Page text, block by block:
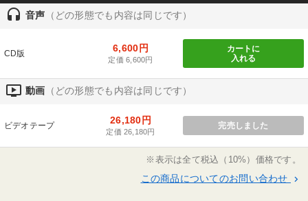
ランチェスター戦略 早分かり ドラッカー
多様性・ダイバーシティ スポーツ関係 MBA
松下幸之助 リピート
化で無借金経営、5年連続増収増益。
《プロフィール》
1935年東京生まれ。58年、青山学院大卒業と同時
に、父の創業したメリーチョコレートカムパニーに
入社。85年専務、86年社長に就任。バレンタイン
デーの“生みの親”。東商のIT推進委員長を務め、情
「新・日本的経営」を推進。
《著書》
感動の経営（PHP研究所）、この商いで会社を伸ば
せ！（かんき出版）、今週の提言（ストアーズ
headset 音声 （どの形態でも内容は同じです）
CD版 6,600円
定価 6,600円
カートに
入れる
ondemand_video 動画 （どの形態でも内容は同じです）
ビデオテープ 26,180円
定価 26,180円
完売しました
※表示は全て税込（10%）価格です。
この商品についてのお問い合わせ keyboard_arrow_right